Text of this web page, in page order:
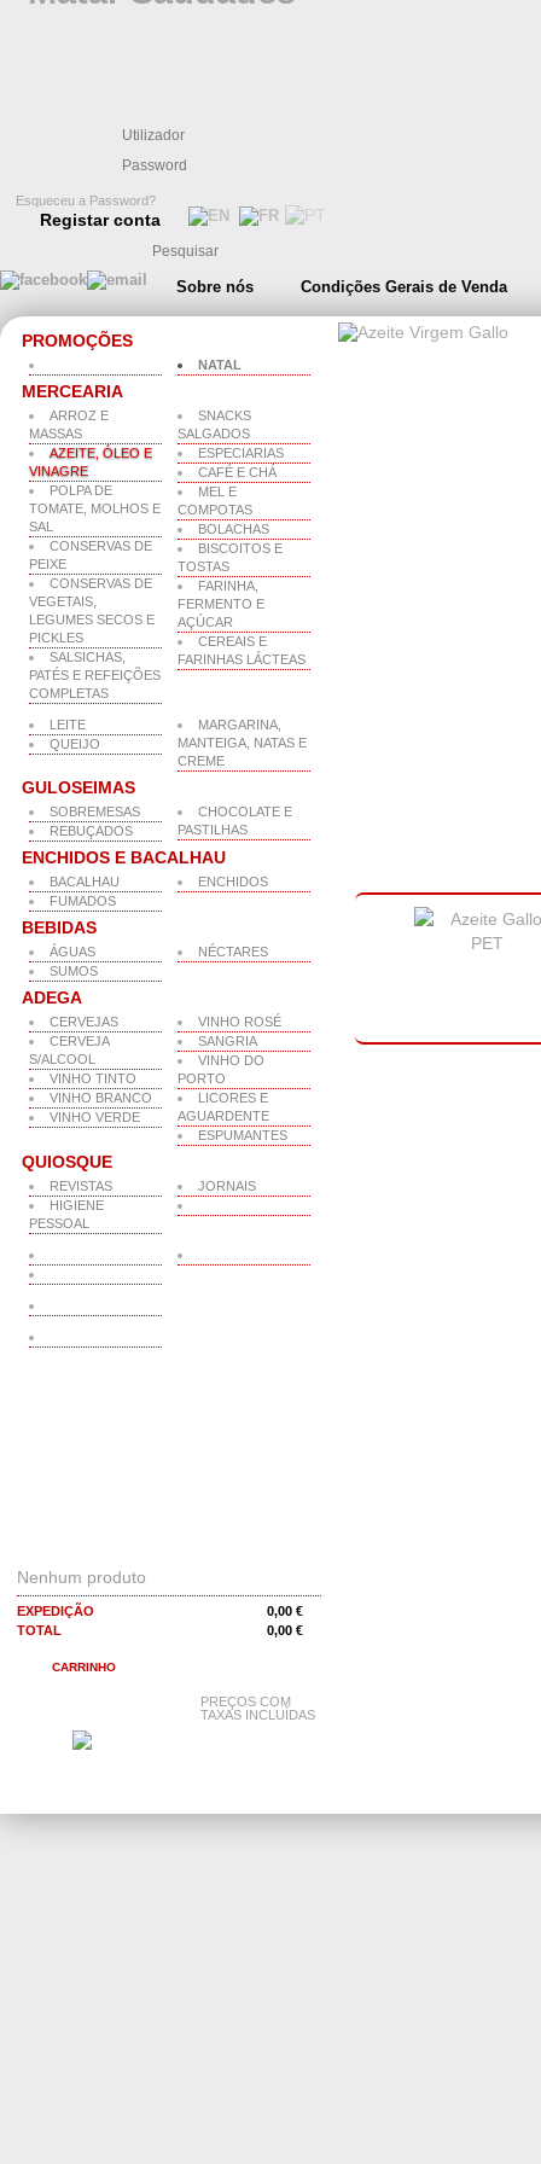
Esqueceu a Password?
Registar conta
Sobre nós Condições Gerais de Venda
PROMOÇÕES
NATAL
MERCEARIA
ARROZ E
MASSAS
AZEITE, ÓLEO E
VINAGRE
POLPA DE
TOMATE, MOLHOS E
SAL
CONSERVAS DE
PEIXE
CONSERVAS DE
VEGETAIS,
LEGUMES SECOS E
PICKLES
SALSICHAS,
PATÉS E REFEIÇÕES
COMPLETAS
SNACKS
SALGADOS
ESPECIARIAS
CAFÉ E CHÁ
MEL E
COMPOTAS
BOLACHAS
BISCOITOS E
TOSTAS
FARINHA,
FERMENTO E
AÇÚCAR
CEREAIS E
FARINHAS LÁCTEAS
LEITE
QUEIJO
MARGARINA,
MANTEIGA, NATAS E
CREME
GULOSEIMAS
SOBREMESAS
REBUÇADOS
CHOCOLATE E
PASTILHAS
ENCHIDOS E BACALHAU
BACALHAU
FUMADOS
ENCHIDOS
BEBIDAS
ÁGUAS
SUMOS
NÉCTARES
ADEGA
CERVEJAS
CERVEJA
S/ALCOOL
VINHO TINTO
VINHO BRANCO
VINHO VERDE
VINHO ROSÉ
SANGRIA
VINHO DO
PORTO
LICORES E
AGUARDENTE
ESPUMANTES
QUIOSQUE
REVISTAS
HIGIENE
PESSOAL
JORNAIS
Nenhum produto
EXPEDIÇÃO
0,00 €
TOTAL
0,00 €
CARRINHO
PREÇOS COM
TAXAS INCLUÍDAS